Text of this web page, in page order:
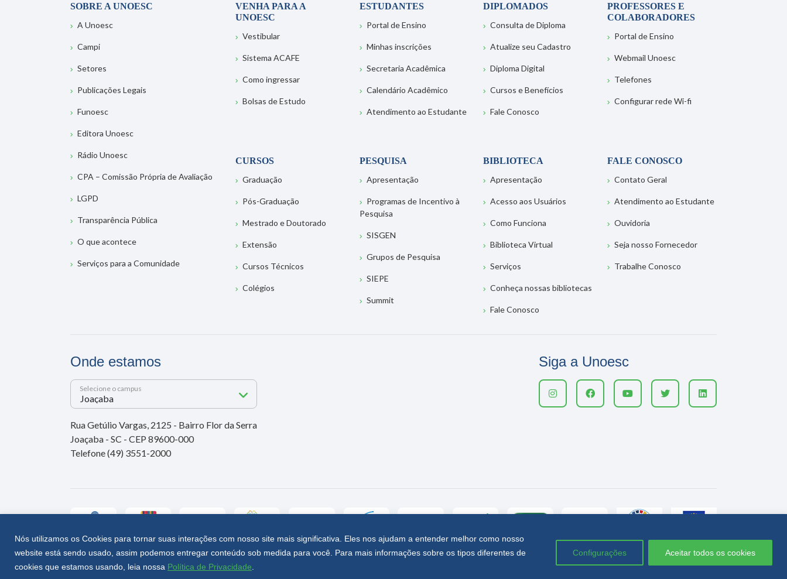
Nós utilizamos os Cookies para tornar suas interações com nosso site mais significativa. Eles nos ajudam a entender melhor como nosso
website está sendo usado, assim podemos entregar conteúdo sob medida para você. Para mais informações sobre os tipos diferentes de
cookies que estamos usando, leia nossa Política de Privacidade
Configurações Aceitar todos os cookies
SOBRE A UNOESC
A Unoesc
Campi
Setores
Publicações Legais
Funoesc
Editora Unoesc
Rádio Unoesc
CPA – Comissão Própria de Avaliação
LGPD
Transparência Pública
O que acontece
Serviços para a Comunidade
VENHA PARA A
UNOESC
Vestibular
Sistema ACAFE
Como ingressar
Bolsas de Estudo
ESTUDANTES
Portal de Ensino
Minhas inscrições
Secretaria Acadêmica
Calendário Acadêmico
Atendimento ao Estudante
DIPLOMADOS
Consulta de Diploma
Atualize seu Cadastro
Diploma Digital
Cursos e Benefícios
Fale Conosco
PROFESSORES E
COLABORADORES
Portal de Ensino
Webmail Unoesc
Telefones
Configurar rede Wi-fi
CURSOS
Graduação
Pós-Graduação
Mestrado e Doutorado
Extensão
Cursos Técnicos
Colégios
PESQUISA
Apresentação
Programas de Incentivo à
Pesquisa
SISGEN
Grupos de Pesquisa
SIEPE
Summit
BIBLIOTECA
Apresentação
Acesso aos Usuários
Como Funciona
Biblioteca Virtual
Serviços
Conheça nossas bibliotecas
Fale Conosco
FALE CONOSCO
Contato Geral
Atendimento ao Estudante
Ouvidoria
Seja nosso Fornecedor
Trabalhe Conosco
Onde estamos
Selecione o campus
Rua Getúlio Vargas, 2125 - Bairro Flor da Serra
Joaçaba - SC - CEP 89600-000
Telefone (49) 3551-2000
Siga a Unoesc
Unoesc © 2026 - Todos os direitos reservados Política de privacidade